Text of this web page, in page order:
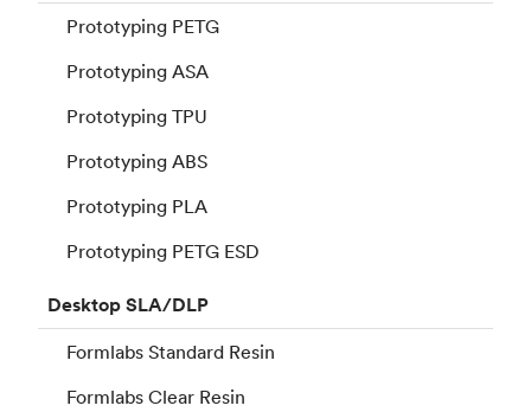
Prototyping PETG
Prototyping ASA
Prototyping TPU
Prototyping ABS
Prototyping PLA
Prototyping PETG ESD
DesktopSLA/DLP
Formlabs Standard Resin
Formlabs Clear Resin